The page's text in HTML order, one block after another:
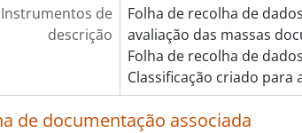
[Item] Exposição a Física no dia-a-dia,
[Item] Noite no Museu, 2009
[Item] Exposição Nanodiálogo, 2006
[Item] Prémios Ciência Viva Montepio
[Item] Festival Europeu de
[Item] Dia Internacional da
Instrumentos de
descrição
Folha de recolha de
avaliação das massas
Folha de recolha de
Classificação criado
de documentação associada